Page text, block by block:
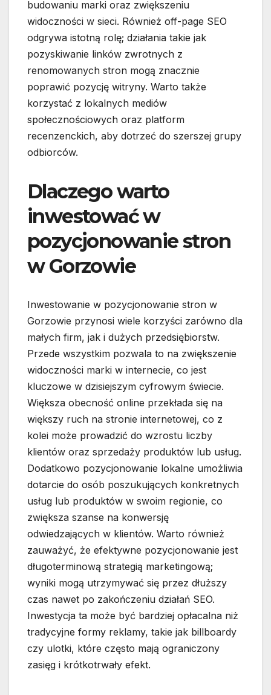
budowaniu marki oraz zwiększeniu
widoczności w sieci. Również off-page SEO
odgrywa istotną rolę; działania takie jak
pozyskiwanie linków zwrotnych z
renomowanych stron mogą znacznie
poprawić pozycję witryny. Warto także
korzystać z lokalnych mediów
społecznościowych oraz platform
recenzenckich, aby dotrzeć do szerszej grupy
odbiorców.
Dlaczego warto
inwestować w
pozycjonowanie stron
w Gorzowie
Inwestowanie w pozycjonowanie stron w
Gorzowie przynosi wiele korzyści zarówno dla
małych firm, jak i dużych przedsiębiorstw.
Przede wszystkim pozwala to na zwiększenie
widoczności marki w internecie, co jest
kluczowe w dzisiejszym cyfrowym świecie.
Większa obecność online przekłada się na
większy ruch na stronie internetowej, co z
kolei może prowadzić do wzrostu liczby
klientów oraz sprzedaży produktów lub usług.
Dodatkowo pozycjonowanie lokalne umożliwia
dotarcie do osób poszukujących konkretnych
usług lub produktów w swoim regionie, co
zwiększa szanse na konwersję
odwiedzających w klientów. Warto również
zauważyć, że efektywne pozycjonowanie jest
długoterminową strategią marketingową;
wyniki mogą utrzymywać się przez dłuższy
czas nawet po zakończeniu działań SEO.
Inwestycja ta może być bardziej opłacalna niż
tradycyjne formy reklamy, takie jak billboardy
czy ulotki, które często mają ograniczony
zasięg i krótkotrwały efekt.